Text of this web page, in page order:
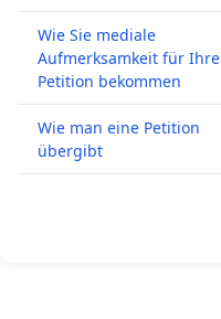
Wie Sie mediale
Aufmerksamkeit für Ihre
Petition bekommen
Wie man eine Petition
übergibt